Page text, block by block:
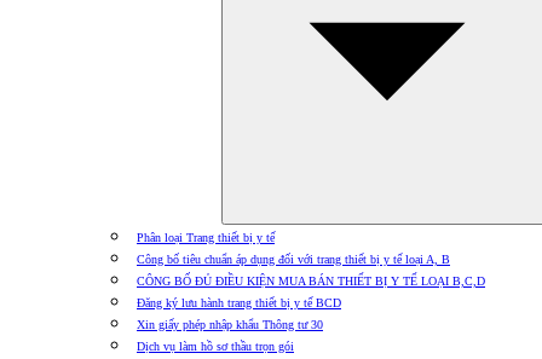
Phân loại Trang thiết bị y tế
Công bố tiêu chuẩn áp dụng đối với trang thiết bị y tế loại A, B
CÔNG BỐ ĐỦ ĐIỀU KIỆN MUA BÁN THIẾT BỊ Y TẾ LOẠI B,C,D
Đăng ký lưu hành trang thiết bị y tế BCD
Xin giấy phép nhập khẩu Thông tư 30
Dịch vụ làm hồ sơ thầu trọn gói